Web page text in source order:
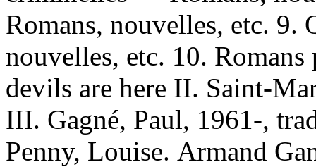
Romans, nouvelles, etc.
nouvelles, etc. 10.
devils are here II. Saint-
III. Gagné, Paul, 1961-,
Penny, Louise. Armand